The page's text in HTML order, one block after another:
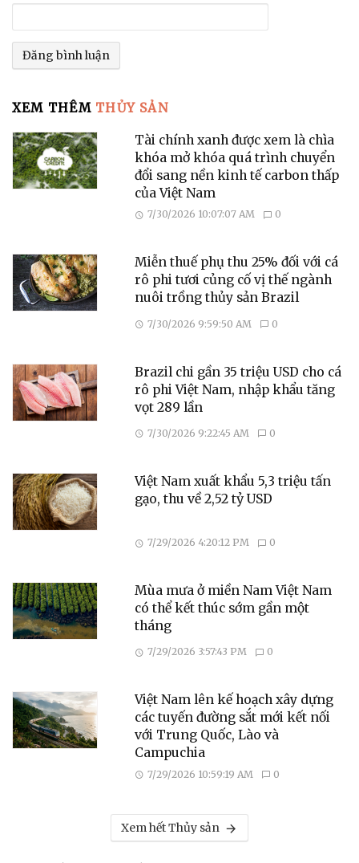
XEM THÊM THỦY SẢN
Tài chính xanh được xem là chìa
khóa mở khóa quá trình chuyển
đổi sang nền kinh tế carbon thấp
của Việt Nam
7/30/2026 10:07:07 AM 0
Miễn thuế phụ thu 25% đối với cá
rô phi tươi củng cố vị thế ngành
nuôi trồng thủy sản Brazil
7/30/2026 9:59:50 AM 0
Brazil chi gần 35 triệu USD cho cá
rô phi Việt Nam, nhập khẩu tăng
vọt 289 lần
7/30/2026 9:22:45 AM 0
Việt Nam xuất khẩu 5,3 triệu tấn
gạo, thu về 2,52 tỷ USD
7/29/2026 4:20:12 PM 0
Mùa mưa ở miền Nam Việt Nam
có thể kết thúc sớm gần một
tháng
7/29/2026 3:57:43 PM 0
Việt Nam lên kế hoạch xây dựng
các tuyến đường sắt mới kết nối
với Trung Quốc, Lào và
Campuchia
7/29/2026 10:59:19 AM 0
Xem hết Thủy sản